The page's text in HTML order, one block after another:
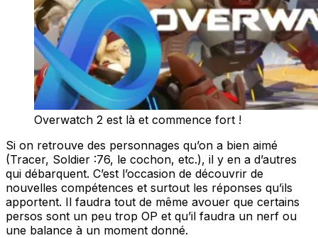
Overwatch 2 est là et commence fort !
Si on retrouve des personnages qu’on a bien aimé
(Tracer, Soldier :76, le cochon, etc.), il y en a d’autres
qui débarquent. C’est l’occasion de découvrir de
nouvelles compétences et surtout les réponses qu’ils
apportent. Il faudra tout de même avouer que certains
persos sont un peu trop OP et qu’il faudra un nerf ou
une balance à un moment donné.